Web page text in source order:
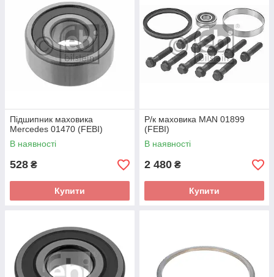
Підшипник маховика
Mercedes 01470 (FEBI)
В наявності
528 ₴
Купити
Р/к маховика MAN 01899
(FEBI)
В наявності
2 480 ₴
Купити